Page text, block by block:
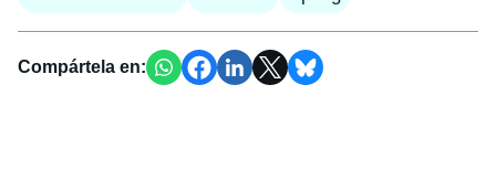
Compártela en: